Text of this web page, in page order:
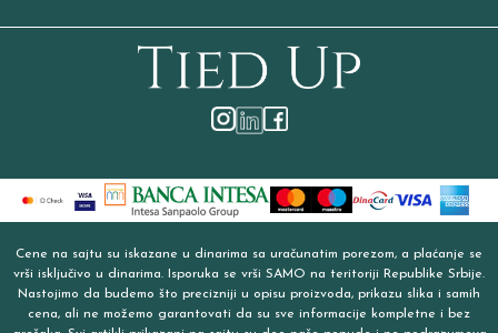
Cene na sajtu su iskazane u dinarima sa uračunatim porezom, a plaćanje se
vrši isključivo u dinarima. Isporuka se vrši SAMO na teritoriji Republike Srbije.
Nastojimo da budemo što precizniji u opisu proizvoda, prikazu slika i samih
cena, ali ne možemo garantovati da su sve informacije kompletne i bez